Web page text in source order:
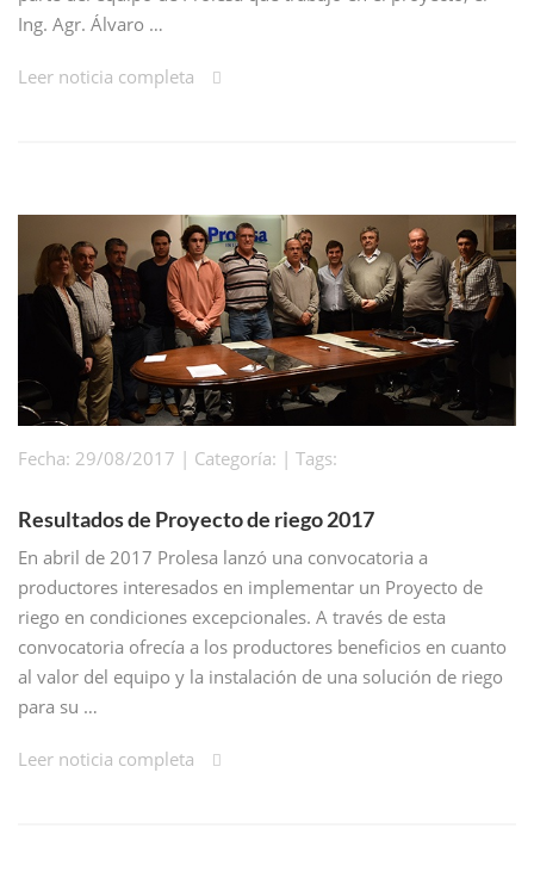
Ing. Agr. Álvaro …
Leer noticia completa
Fecha: 29/08/2017 | Categoría: | Tags:
Resultados de Proyecto de riego 2017
En abril de 2017 Prolesa lanzó una convocatoria a
productores interesados en implementar un Proyecto de
riego en condiciones excepcionales. A través de esta
convocatoria ofrecía a los productores beneficios en cuanto
al valor del equipo y la instalación de una solución de riego
para su …
Leer noticia completa